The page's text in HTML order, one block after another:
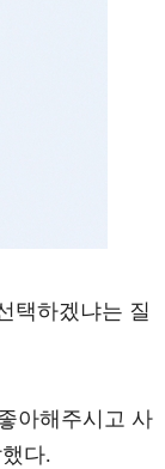
택하겠냐는 질
아해주시고 사
다.